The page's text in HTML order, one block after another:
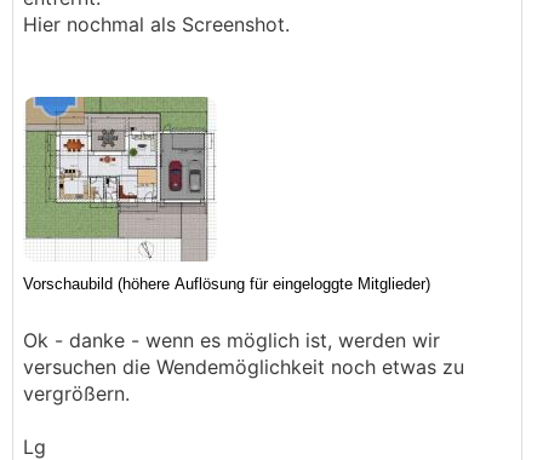
Hier nochmal als Screenshot.
Ok - danke - wenn es möglich ist, werden wir
versuchen die Wendemöglichkeit noch etwas zu
vergrößern.
Lg